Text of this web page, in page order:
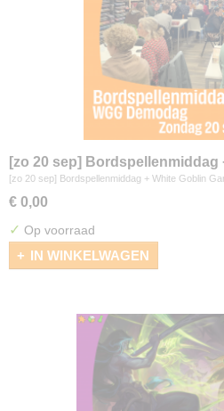
[zo 20 sep] Bordspellenmiddag
Demodag
[zo 20 sep] Bordspellenmiddag + White Goblin
€ 0,00
✓ Op voorraad
IN WINKELWAGEN